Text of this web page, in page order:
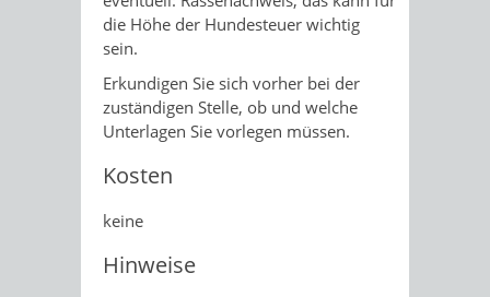
die Höhe der Hundesteuer wichtig
sein.
Erkundigen Sie sich vorher bei der
zuständigen Stelle, ob und welche
Unterlagen Sie vorlegen müssen.
Kosten
keine
Hinweise